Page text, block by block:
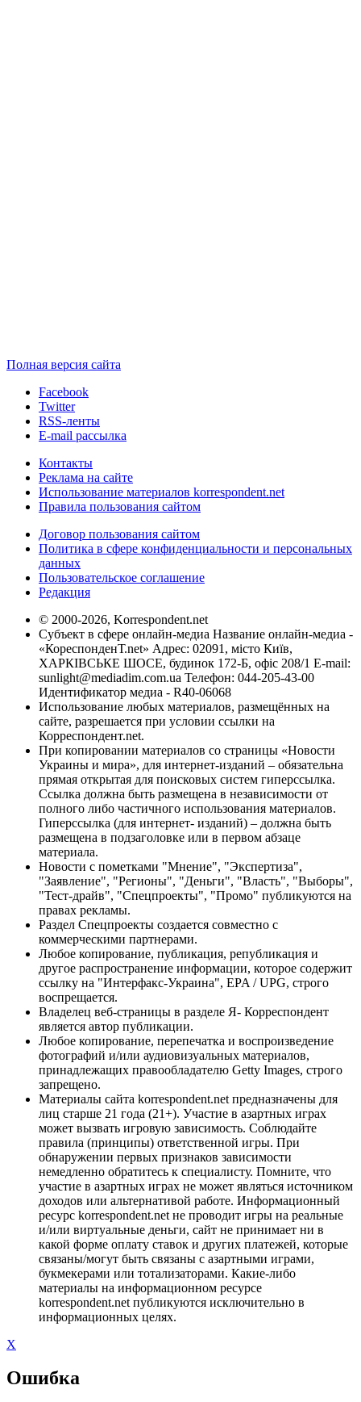
Полная версия сайта
Facebook
Twitter
RSS-ленты
E-mail рассылка
Контакты
Реклама на сайте
Использование материалов korrespondent.net
Правила пользования сайтом
Договор пользования сайтом
Политика в сфере конфиденциальности и персональных
данных
Пользовательское соглашение
Редакция
© 2000-2026, Korrespondent.net
Субъект в сфере онлайн-медиа Название онлайн-медиа -
«КореспонденТ.net» Адрес: 02091, місто Київ,
ХАРКІВСЬКЕ ШОСЕ, будинок 172-Б, офіс 208/1 E-mail:
sunlight@mediadim.com.ua Телефон: 044-205-43-00
Идентификатор медиа - R40-06068
Использование любых материалов, размещённых на
сайте, разрешается при условии ссылки на
Корреспондент.net.
При копировании материалов со страницы «Новости
Украины и мира», для интернет-изданий – обязательна
прямая открытая для поисковых систем гиперссылка.
Ссылка должна быть размещена в независимости от
полного либо частичного использования материалов.
Гиперссылка (для интернет- изданий) – должна быть
размещена в подзаголовке или в первом абзаце
материала.
Новости с пометками "Мнение", "Экспертиза",
"Заявление", "Регионы", "Деньги", "Власть", "Выборы",
"Тест-драйв", "Спецпроекты", "Промо" публикуются на
правах рекламы.
Раздел Спецпроекты создается совместно с
коммерческими партнерами.
Любое копирование, публикация, републикация и
другое распространение информации, которое содержит
ссылку на "Интерфакс-Украина", EPA / UPG, строго
воспрещается.
Владелец веб-страницы в разделе Я- Корреспондент
является автор публикации.
Любое копирование, перепечатка и воспроизведение
фотографий и/или аудиовизуальных материалов,
принадлежащих правообладателю Getty Images, строго
запрещено.
Материалы сайта korrespondent.net предназначены для
лиц старше 21 года (21+). Участие в азартных играх
может вызвать игровую зависимость. Соблюдайте
правила (принципы) ответственной игры. При
обнаружении первых признаков зависимости
немедленно обратитесь к специалисту. Помните, что
участие в азартных играх не может являться источником
доходов или альтернативой работе. Информационный
ресурс korrespondent.net не проводит игры на реальные
и/или виртуальные деньги, сайт не принимает ни в
какой форме оплату ставок и других платежей, которые
связаны/могут быть связаны с азартными играми,
букмекерами или тотализаторами. Какие-либо
материалы на информационном ресурсе
korrespondent.net публикуются исключительно в
информационных целях.
X
Ошибка